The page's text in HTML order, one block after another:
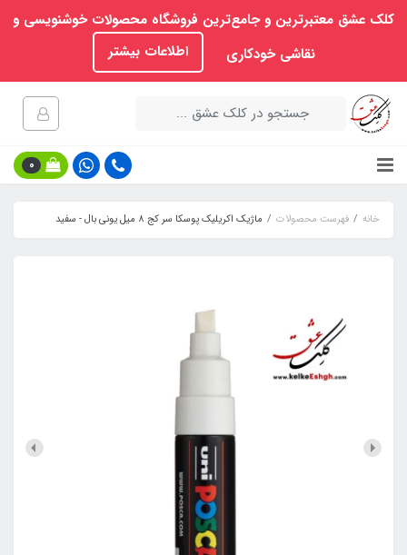
کلک عشق معتبرترین و جامع‌ترین فروشگاه محصولات خوشنویسی و
نقاشی خودکاری
اطلاعات بیشتر
0
خانه فهرست محصولات ماژیک اکریلیک پوسکا سر کج 8 میل یونی بال - سفید